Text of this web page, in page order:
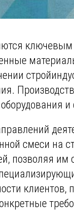
ключевым
смеси на
позволяя